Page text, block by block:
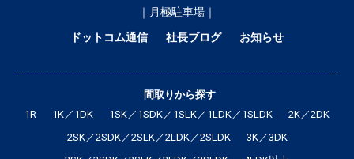
｜月極駐車場｜
ドットコム通信
社長ブログ お知らせ
間取りから探す
1R
1K／1DK 1SK／1SDK／1SLK／1LDK／1SLDK
2K／2DK
2SK／2SDK／2SLK／2LDK／2SLDK
3K／3DK